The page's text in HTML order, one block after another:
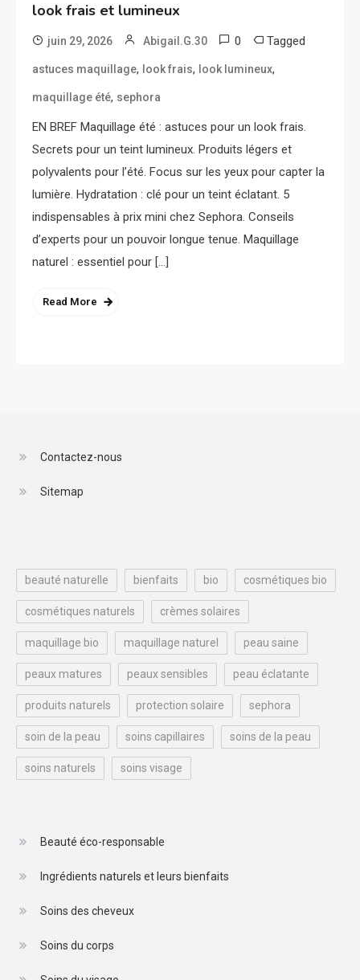
look frais et lumineux
juin 29, 2026 Abigail.G.30 0 Tagged
astuces maquillage, look frais, look lumineux,
maquillage été, sephora
EN BREF Maquillage été : astuces pour un look frais.
Secrets pour un teint lumineux. Produits légers et
polyvalents pour l’été. Focus sur les yeux pour capter la
lumière. Hydratation : clé pour un teint éclatant. 5
indispensables à prix mini chez Sephora. Conseils
d’experts pour un pouvoir longue tenue. Maquillage
naturel : essentiel pour […]
Read More
Contactez-nous
Sitemap
beauté naturelle bienfaits bio cosmétiques bio
cosmétiques naturels crèmes solaires
maquillage bio maquillage naturel peau saine
peaux matures peaux sensibles peau éclatante
produits naturels protection solaire sephora
soin de la peau soins capillaires soins de la peau
soins naturels soins visage
Beauté éco-responsable
Ingrédients naturels et leurs bienfaits
Soins des cheveux
Soins du corps